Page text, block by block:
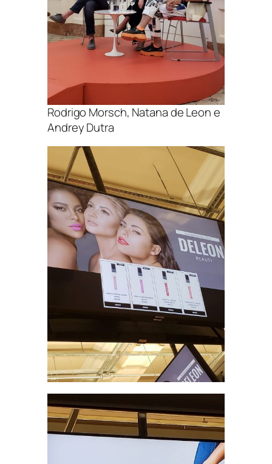
Rodrigo Morsch, Natana de Leon e
Andrey Dutra